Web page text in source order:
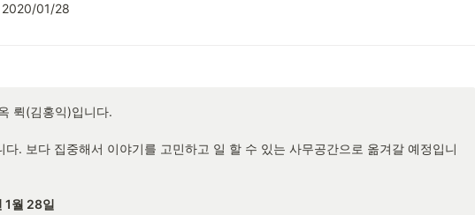
2020/01/28
뤽(김홍익)입니다.
다. 보다 집중해서 이야기를 고민하고 일 할 수 있는 사무공간으로 옮겨갈 예정입니
1월 28일